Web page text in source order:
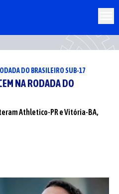
DO BRASILEIRO SUB-17
NA RODADA DO
Athletico-PR e Vitória-BA,